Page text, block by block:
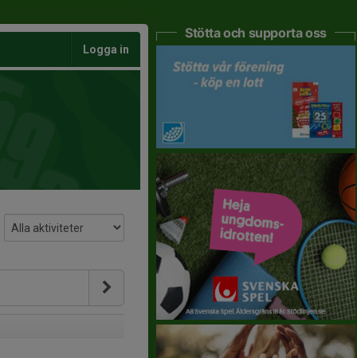
Logga in
Stötta och supporta oss